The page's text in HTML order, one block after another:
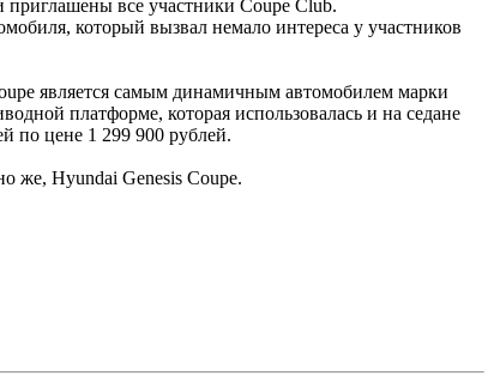
все участники Coupe Club.
который вызвал немало интереса у участников
является самым динамичным автомобилем марки
платформе, которая использовалась и на седане
по цене 1 299 900 рублей.
же, Hyundai Genesis Coupe.